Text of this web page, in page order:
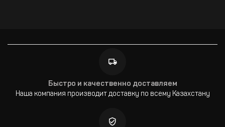
Быстро и качественно доставляем
Наша компания производит доставку по всему Казахстану